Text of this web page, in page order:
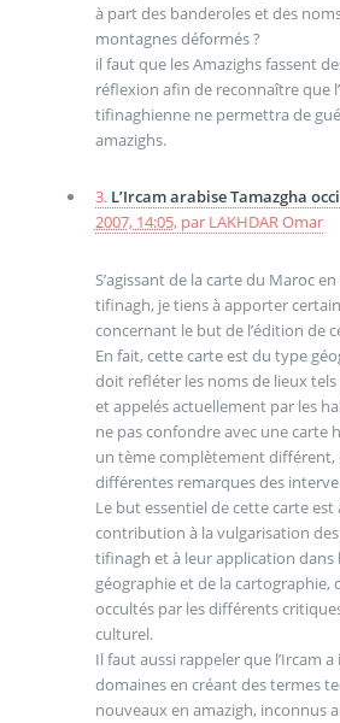
à part des banderoles et des
montagnes déformés ?
il faut que les Amazighs fassent
réflexion afin de reconnaître que
tifinaghienne ne permettra de
amazighs.
3. L’Ircam arabise Tamazgha
2007, 14:05, par LAKHDAR Omar
S’agissant de la carte du Maroc
tifinagh, je tiens à apporter
concernant le but de l’édition de
En fait, cette carte est du type
doit refléter les noms de lieux tels
et appelés actuellement par les
ne pas confondre avec une carte
un tème complètement différent,
différentes remarques des
Le but essentiel de cette carte
contribution à la vulgarisation
tifinagh et à leur application dans
géographie et de la cartographie,
occultés par les différents
culturel.
Il faut aussi rappeler que l’Ircam
domaines en créant des termes
nouveaux en amazigh, inconnus